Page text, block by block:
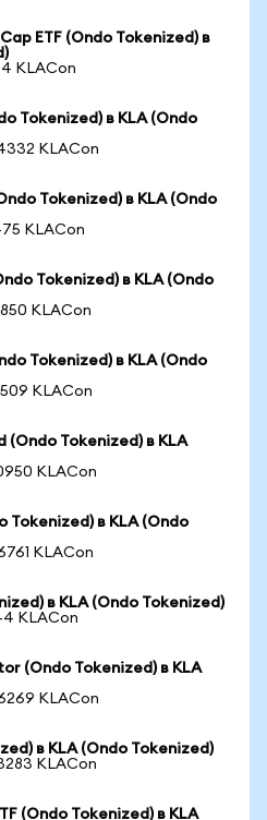
ETF (Ondo Tokenized) в
KLACon
Tokenized) в KLA (Ondo
KLACon
Tokenized) в KLA (Ondo
KLACon
Tokenized) в KLA (Ondo
KLACon
Tokenized) в KLA (Ondo
KLACon
(Ondo Tokenized) в KLA
KLACon
Tokenized) в KLA (Ondo
KLACon
в KLA (Ondo Tokenized)
KLACon
(Ondo Tokenized) в KLA
KLACon
в KLA (Ondo Tokenized)
KLACon
(Ondo Tokenized) в KLA